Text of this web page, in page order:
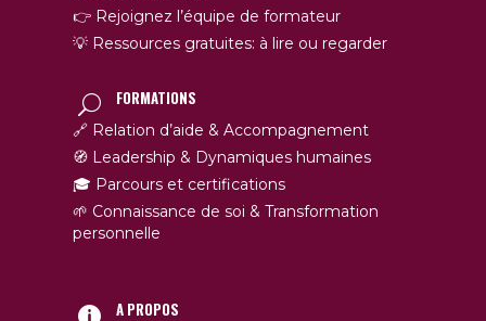
👉 Rejoignez l’équipe de formateur
💡 Ressources gratuites: à lire ou regarder
FORMATIONS
🔗 Relation d’aide & Accompagnement
🧭 Leadership & Dynamiques humaines
🎓 Parcours et certifications
🌱 Connaissance de soi & Transformation
personnelle
A PROPOS